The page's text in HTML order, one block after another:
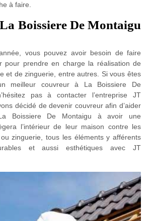
à faire.
Boissiere De Montaigu
vous pouvez avoir besoin de faire
pour prendre en charge la réalisation de
et de zinguerie, entre autres. Si vous êtes
meilleur couvreur à La Boissiere De
pas à contacter l’entreprise JT
décidé de devenir couvreur afin d’aider
Boissiere De Montaigu à avoir une
l’intérieur de leur maison contre les
zinguerie, tous les éléments y afférents
et aussi esthétiques avec JT